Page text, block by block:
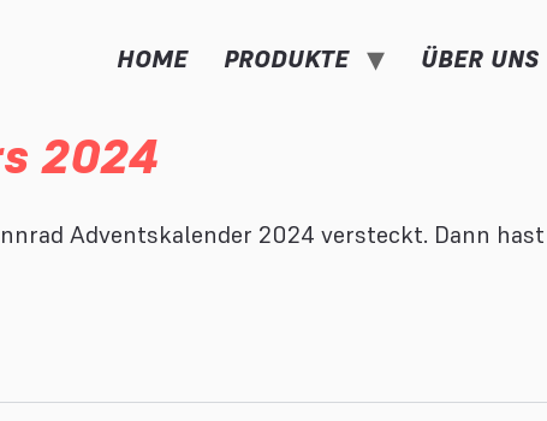
HOME PRODUKTE ÜBER UNS
2024
Adventskalender 2024 versteckt. Dann